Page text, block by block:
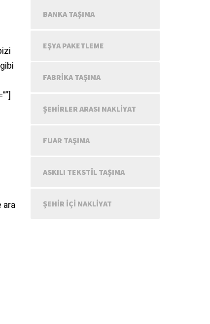
ara
BANKA TAŞIMA
EŞYA PAKETLEME
FABRIKA TAŞIMA
ŞEHIRLER ARASI NAKLIYAT
FUAR TAŞIMA
ASKILI TEKSTIL TAŞIMA
ŞEHIR IÇI NAKLIYAT